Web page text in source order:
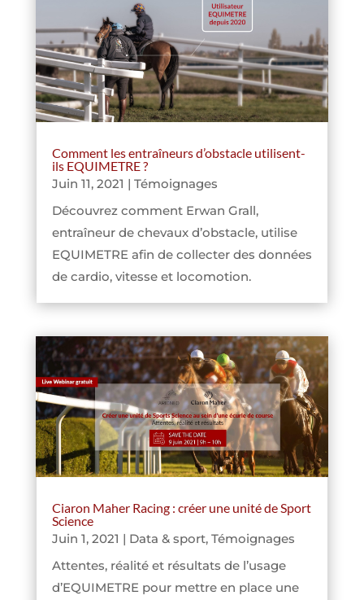
Comment les entraîneurs d’obstacle utilisent-
ils EQUIMETRE ?
Juin 11, 2021 | Témoignages
Découvrez comment Erwan Grall,
entraîneur de chevaux d’obstacle, utilise
EQUIMETRE afin de collecter des données
de cardio, vitesse et locomotion.
Ciaron Maher Racing : créer une unité de Sport
Science
Juin 1, 2021 | Data & sport, Témoignages
Attentes, réalité et résultats de l’usage
d’EQUIMETRE pour mettre en place une